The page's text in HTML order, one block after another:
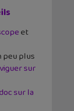
et
peu plus
sur
sur la